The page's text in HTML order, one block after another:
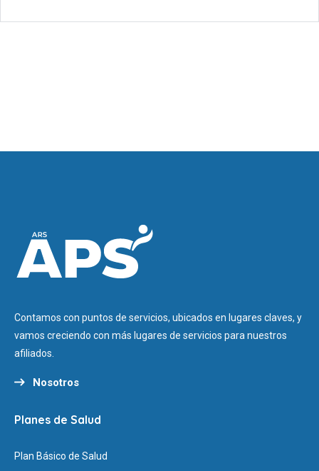
Contamos con puntos de servicios, ubicados en lugares claves, y
vamos creciendo con más lugares de servicios para nuestros
afiliados.
Nosotros
Planes de Salud
Plan Básico de Salud